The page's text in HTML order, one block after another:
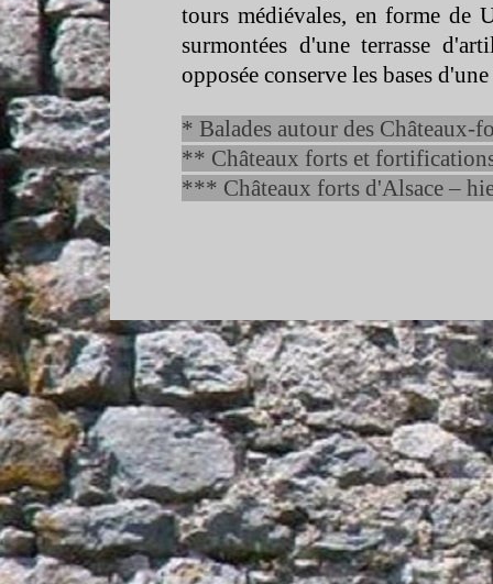
tours médiévales, en forme
surmontées d'une terrasse
opposée conserve les bases
* Balades autour des Châteaux-
** Châteaux forts et
*** Châteaux forts d'Alsace –